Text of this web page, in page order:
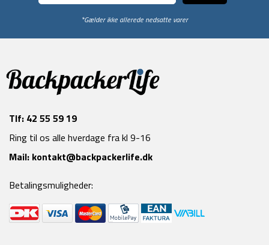
*Gælder ikke allerede nedsatte varer
Tlf: 42 55 59 19
Ring til os alle hverdage fra kl 9-16
Mail: kontakt@backpackerlife.dk
Betalingsmuligheder: